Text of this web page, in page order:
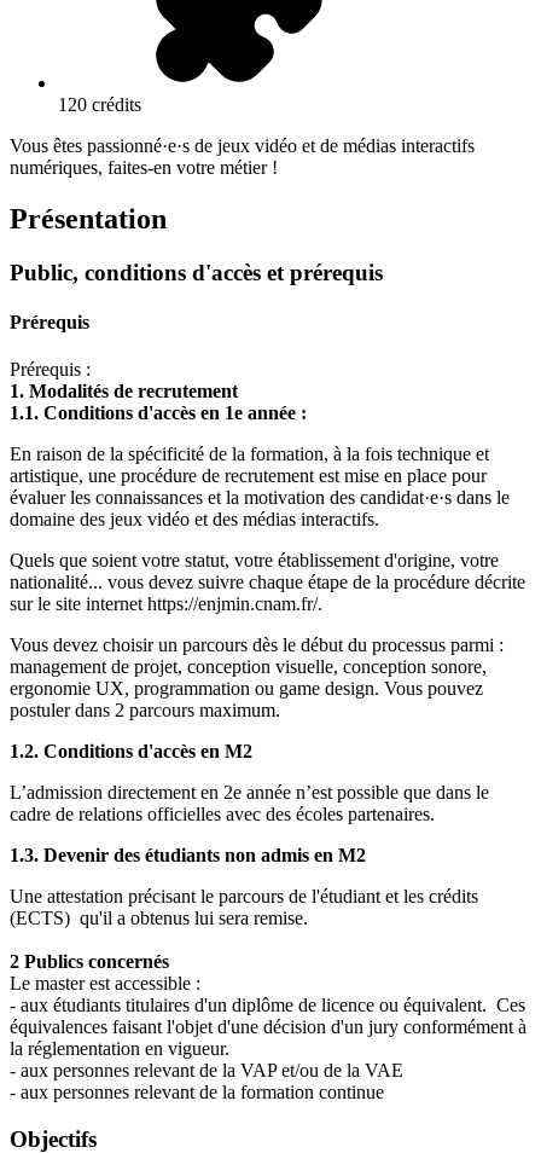
120 crédits
Vous êtes passionné·e·s de jeux vidéo et de médias interactifs
numériques, faites-en votre métier !
Présentation
Public, conditions d'accès et prérequis
Prérequis
Prérequis :
1. Modalités de recrutement
1.1. Conditions d'accès en 1e année :
En raison de la spécificité de la formation, à la fois technique et
artistique, une procédure de recrutement est mise en place pour
évaluer les connaissances et la motivation des candidat·e·s dans le
domaine des jeux vidéo et des médias interactifs.
Quels que soient votre statut, votre établissement d'origine, votre
nationalité... vous devez suivre chaque étape de la procédure décrite
sur le site internet https://enjmin.cnam.fr/.
Vous devez choisir un parcours dès le début du processus parmi :
management de projet, conception visuelle, conception sonore,
ergonomie UX, programmation ou game design. Vous pouvez
postuler dans 2 parcours maximum.
1.2. Conditions d'accès en M2
L’admission directement en 2e année n’est possible que dans le
cadre de relations officielles avec des écoles partenaires.
1.3. Devenir des étudiants non admis en M2
Une attestation précisant le parcours de l'étudiant et les crédits
(ECTS) qu'il a obtenus lui sera remise.
2 Publics concernés
Le master est accessible :
- aux étudiants titulaires d'un diplôme de licence ou équivalent. Ces
équivalences faisant l'objet d'une décision d'un jury conformément à
la réglementation en vigueur.
- aux personnes relevant de la VAP et/ou de la VAE
- aux personnes relevant de la formation continue
Objectifs